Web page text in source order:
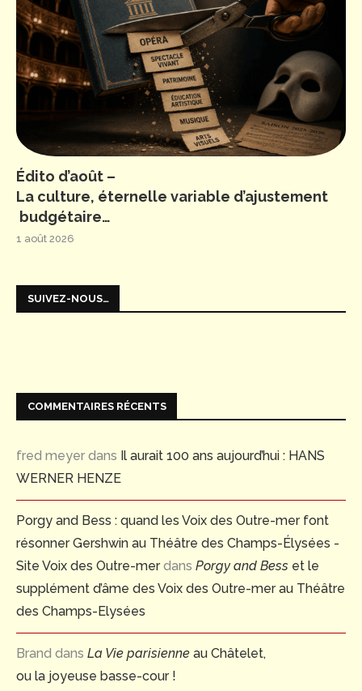
Édito d’août –
La culture, éternelle variable d’ajustement
budgétaire…
1 août 2026
SUIVEZ-NOUS…
COMMENTAIRES RÉCENTS
fred meyer dans Il aurait 100 ans aujourd’hui : HANS
WERNER HENZE
Porgy and Bess : quand les Voix des Outre-mer font
résonner Gershwin au Théâtre des Champs-Élysées -
Site Voix des Outre-merdans Porgy and Bess et le
supplément d’âme des Voix des Outre-mer au Théâtre
des Champs-Elysées
Brand dans La Vie parisienne au Châtelet,
ou la joyeuse basse-cour !